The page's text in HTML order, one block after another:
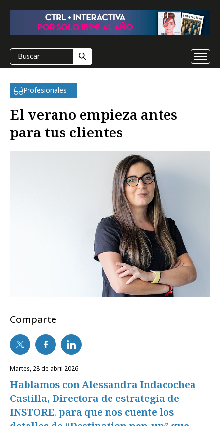
Profesionales
El verano empieza antes
para tus clientes
Comparte
martes, 28 de abril 2026
Hablamos con Alessandra Indacochea
Castilla, Directora de estrategia de
INSTORE, para que nos cuente los